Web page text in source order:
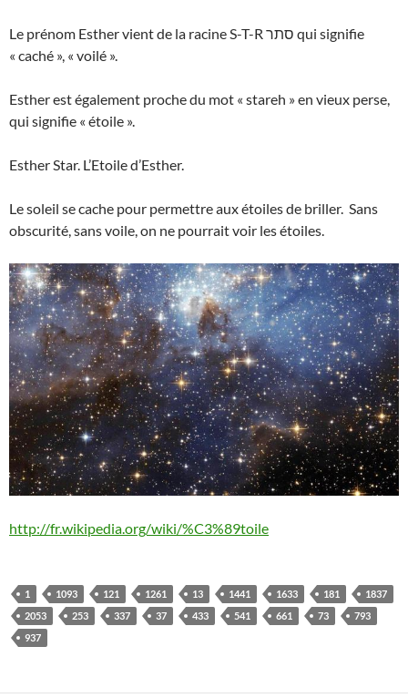
Le prénom Esther vient de la racine S-T-R סתר qui signifie
« caché », « voilé ».
Esther est également proche du mot « stareh » en vieux perse,
qui signifie « étoile ».
Esther Star. L’Etoile d’Esther.
Le soleil se cache pour permettre aux étoiles de briller. Sans
obscurité, sans voile, on ne pourrait voir les étoiles.
http://fr.wikipedia.org/wiki/%C3%89toile
1 1093 121 1261 13 1441 1633 181
1837
2053
253 337 37 433 541 661 73
793
937